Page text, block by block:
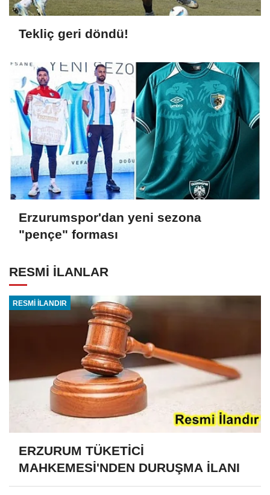
Tekliç geri döndü!
Erzurumspor'dan yeni sezona
"pençe" forması
RESMİ İLANLAR
RESMİ İLANDIR
ERZURUM TÜKETİCİ
MAHKEMESİ'NDEN DURUŞMA İLANI